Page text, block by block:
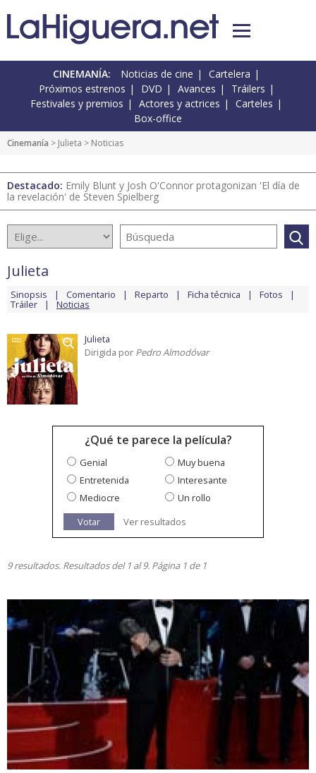
CINEMANÍA: Noticias de cine
Cartelera
Próximos estrenos
DVD Avances
Tráilers
Festivales y premios
Actores y actrices
Carteles
Box-office
Cinemanía > Julieta > Noticias
Destacado: Emily Blunt y Josh O'Connor protagonizan 'El día de
la revelación' de Steven Spielberg
Julieta
Sinopsis Comentario Reparto Ficha técnica Fotos
Tráiler Noticias
Julieta
Dirigida por Pedro Almodóvar
¿Qué te parece la película?
Genial
Muy buena
Entretenida
Interesante
Mediocre
Un rollo
Votar
Ver resultados
9 resultados. Resultados del 1 al 9. Página 1 de 1